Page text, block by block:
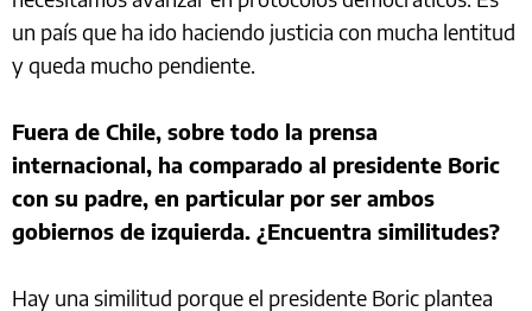
un país que ha ido haciendo justicia con mucha lentitud
y queda mucho pendiente.
Fuera de Chile, sobre todo la prensa
internacional, ha comparado al presidente Boric
con su padre, en particular por ser ambos
gobiernos de izquierda. ¿Encuentra similitudes?
Hay una similitud porque el presidente Boric plantea